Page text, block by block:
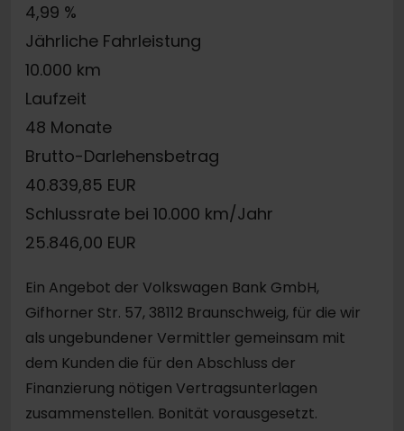
4,99 %
Jährliche Fahrleistung
10.000 km
Laufzeit
48 Monate
Brutto-Darlehensbetrag
40.839,85 EUR
Schlussrate bei 10.000 km/Jahr
25.846,00 EUR
Ein Angebot der Volkswagen Bank GmbH,
Gifhorner Str. 57, 38112 Braunschweig, für die wir
als ungebundener Vermittler gemeinsam mit
dem Kunden die für den Abschluss der
Finanzierung nötigen Vertragsunterlagen
zusammenstellen. Bonität vorausgesetzt.